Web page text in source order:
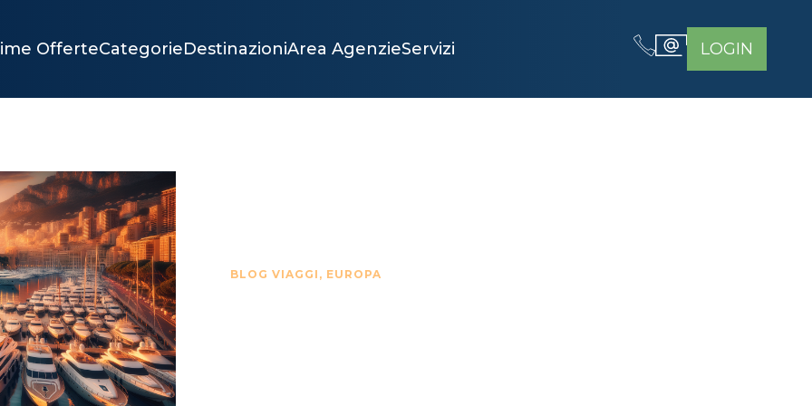
OfferteCategorieDestinazioniArea AgenzieServizi LOGIN
BLOG VIAGGI , EUROPA